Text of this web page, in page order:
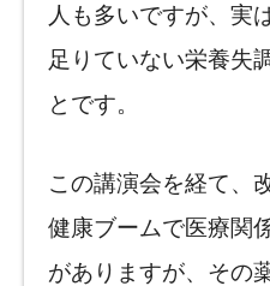
人も多いですが、実
足りていない栄養失
とです。
この講演会を経て、
健康ブームで医療関
がありますが、その